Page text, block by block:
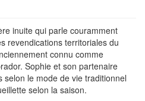
inuite qui parle couramment
revendications territoriales du
connu comme
Sophie et son partenaire
selon le mode de vie traditionnel
selon la saison.